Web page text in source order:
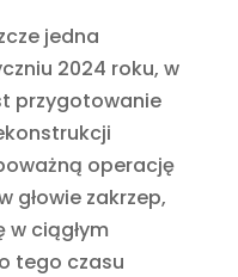
jedna
2024 roku, w
przygotowanie
operację
głowie zakrzep,
w ciągłym
tego czasu